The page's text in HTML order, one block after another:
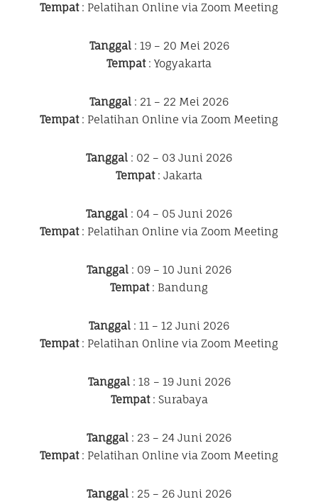
Tempat: Pelatihan Online via Zoom Meeting
Tanggal: 19 – 20 Mei 2026
Tempat: Yogyakarta
Tanggal : 21 – 22 Mei 2026
Tempat: Pelatihan Online via Zoom Meeting
Tanggal : 02 – 03 Juni 2026
Tempat: Jakarta
Tanggal : 04 – 05 Juni 2026
Tempat: Pelatihan Online via Zoom Meeting
Tanggal : 09 – 10 Juni 2026
Tempat: Bandung
Tanggal : 11 – 12 Juni 2026
Tempat: Pelatihan Online via Zoom Meeting
Tanggal: 18 – 19 Juni 2026
Tempat: Surabaya
Tanggal : 23 – 24 Juni 2026
Tempat: Pelatihan Online via Zoom Meeting
Tanggal : 25 – 26 Juni 2026